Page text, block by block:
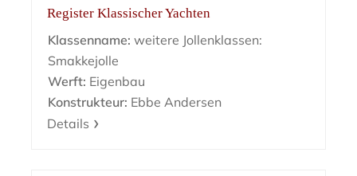
Register Klassischer Yachten
Klassenname: weitere Jollenklassen:
Smakkejolle
Werft: Eigenbau
Konstrukteur: Ebbe Andersen
Details